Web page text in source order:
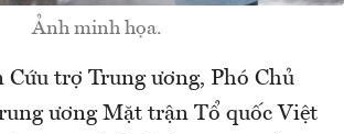
Ảnh minh họa.
Cứu trợ Trung ương, Phó Chủ
ương Mặt trận Tổ quốc Việt